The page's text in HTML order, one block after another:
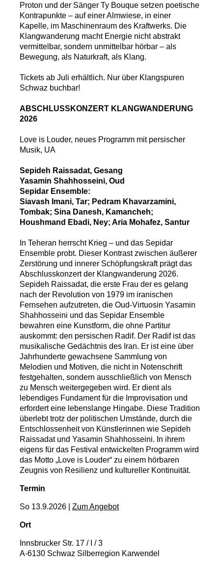
Proton und der Sänger Ty Bouque setzen poetische
Kontrapunkte – auf einer Almwiese, in einer
Kapelle, im Maschinenraum des Kraftwerks. Die
Klangwanderung macht Energie nicht abstrakt
vermittelbar, sondern unmittelbar hörbar – als
Bewegung, als Naturkraft, als Klang.
Tickets ab Juli erhältlich. Nur über Klangspuren
Schwaz buchbar!
ABSCHLUSSKONZERT KLANGWANDERUNG
2026
Love is Louder, neues Programm mit persischer
Musik, UA
Sepideh Raissadat, Gesang
Yasamin Shahhosseini, Oud
Sepidar Ensemble:
Siavash Imani, Tar; Pedram Khavarzamini,
Tombak; Sina Danesh, Kamancheh;
Houshmand Ebadi, Ney; Aria Mohafez, Santur
In Teheran herrscht Krieg – und das Sepidar
Ensemble probt. Dieser Kontrast zwischen äußerer
Zerstörung und innerer Schöpfungskraft prägt das
Abschlusskonzert der Klangwanderung 2026.
Sepideh Raissadat, die erste Frau der es gelang
nach der Revolution von 1979 im iranischen
Fernsehen aufzutreten, die Oud-Virtuosin Yasamin
Shahhosseini und das Sepidar Ensemble
bewahren eine Kunstform, die ohne Partitur
auskommt: den persischen Radif. Der Radif ist das
musikalische Gedächtnis des Iran. Er ist eine über
Jahrhunderte gewachsene Sammlung von
Melodien und Motiven, die nicht in Notenschrift
festgehalten, sondern ausschließlich von Mensch
zu Mensch weitergegeben wird. Er dient als
lebendiges Fundament für die Improvisation und
erfordert eine lebenslange Hingabe. Diese Tradition
überlebt trotz der politischen Umstände, durch die
Entschlossenheit von Künstlerinnen wie Sepideh
Raissadat und Yasamin Shahhosseini. In ihrem
eigens für das Festival entwickelten Programm wird
das Motto „Love is Louder“ zu einem hörbaren
Zeugnis von Resilienz und kultureller Kontinuität.
Termin
So 13.9.2026 | Zum Angebot
Ort
Innsbrucker Str. 17 / I / 3
A-6130 Schwaz Silberregion Karwendel